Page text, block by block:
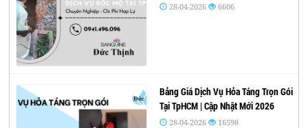
28-04-2026 6606
Bảng Giá Dịch Vụ Hỏa Táng Trọn Gói
Tại TpHCM | Cập Nhật Mới 2026
28-04-2026 16598